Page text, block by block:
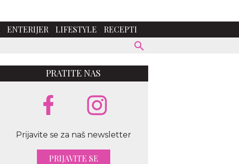
ENTERIJER LIFESTYLE
RECEPTI
PRATITE NAS
Prijavite se za naš newsletter
PRIJAVITE SE